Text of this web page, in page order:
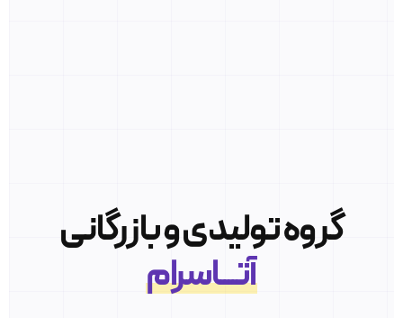
گروه تولیدی و بازرگانی
آتــــاسرام